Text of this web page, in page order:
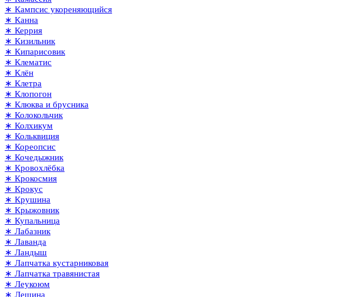
∗ Кампсис укореняющийся
∗ Канна
∗ Керрия
∗ Кизильник
∗ Кипарисовик
∗ Клематис
∗ Клён
∗ Клетра
∗ Клопогон
∗ Клюква и брусника
∗ Колокольчик
∗ Колхикум
∗ Кольквиция
∗ Кореопсис
∗ Кочедыжник
∗ Кровохлёбка
∗ Крокосмия
∗ Крокус
∗ Крушина
∗ Крыжовник
∗ Купальница
∗ Лабазник
∗ Лаванда
∗ Ландыш
∗ Лапчатка кустарниковая
∗ Лапчатка травянистая
∗ Леукоюм
∗ Лещина